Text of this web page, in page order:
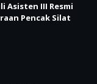
Asisten III Resmi
Pencak Silat